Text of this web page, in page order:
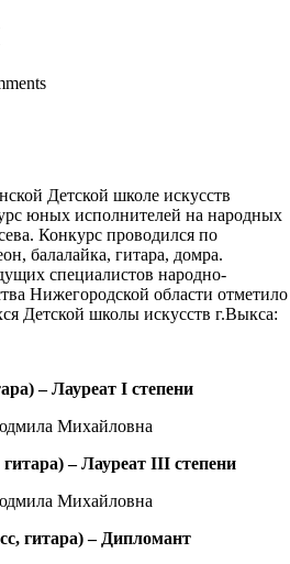
Детской школе искусств
юных исполнителей на народных
Конкурс проводился по
балалайка, гитара, домра.
специалистов народно-
Нижегородской области отметило
Детской школы искусств г.Выкса:
– Лауреат I степени
Михайловна
– Лауреат III степени
Михайловна
гитара) – Дипломант